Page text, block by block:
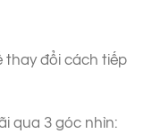
thay đổi cách tiếp
qua 3 góc nhìn: